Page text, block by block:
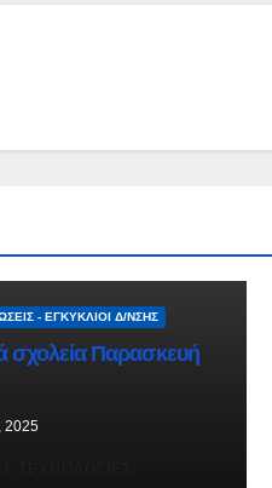
- ΕΓΚΎΚΛΙΟΙ Δ/ΝΣΗΣ
σχολεία Παρασκευή
2025